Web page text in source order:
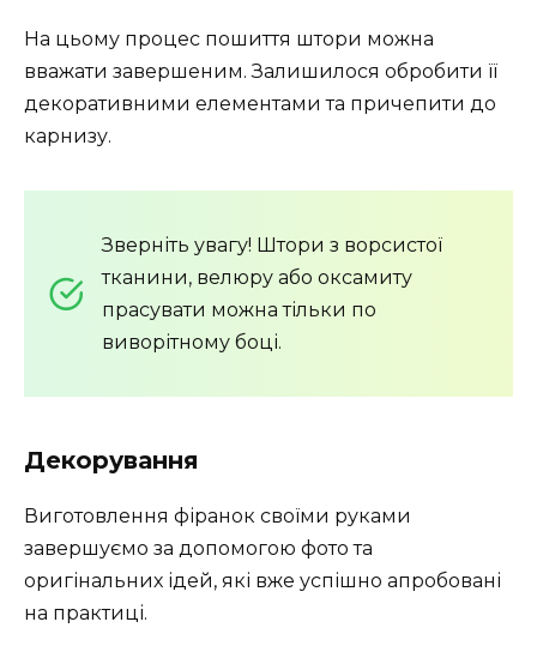
На цьому процес пошиття штори можна
вважати завершеним. Залишилося обробити її
декоративними елементами та причепити до
карнизу.
Зверніть увагу! Штори з ворсистої
тканини, велюру або оксамиту
прасувати можна тільки по
виворітному боці.
Декорування
Виготовлення фіранок своїми руками
завершуємо за допомогою фото та
оригінальних ідей, які вже успішно апробовані
на практиці.